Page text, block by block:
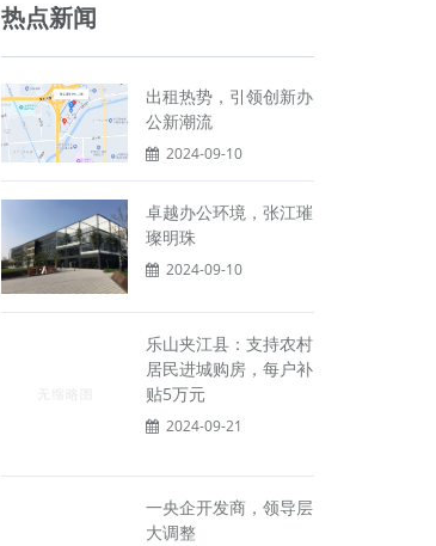
热点新闻
出租热势，引领创新办
公新潮流
2024-09-10
卓越办公环境，张江璀
璨明珠
2024-09-10
乐山夹江县：支持农村
居民进城购房，每户补
贴5万元
2024-09-21
一央企开发商，领导层
大调整